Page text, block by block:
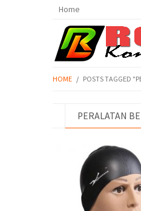
Home
HOME / POSTS TAGGED
PERALATAN